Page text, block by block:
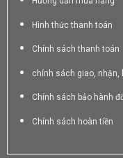
Hình thức thanh toán
Chính sách thanh toán
chính sách giao, nhận,
Chính sách bảo hành
Chính sách hoàn tiền